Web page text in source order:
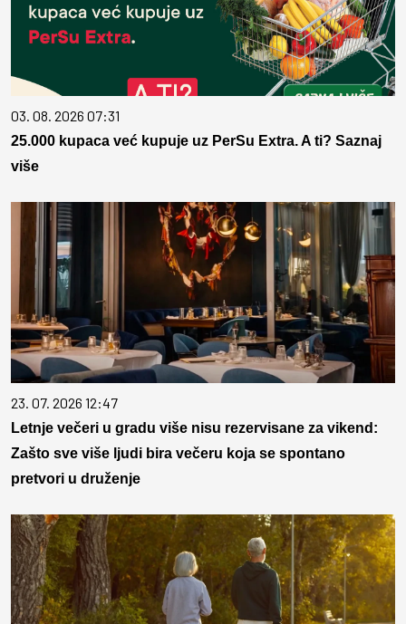
03. 08. 2026 07:31
25.000 kupaca već kupuje uz PerSu Extra. A ti? Saznaj
više
23. 07. 2026 12:47
Letnje večeri u gradu više nisu rezervisane za vikend:
Zašto sve više ljudi bira večeru koja se spontano
pretvori u druženje